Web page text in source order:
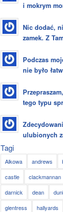
i mokrym
Nic dodać,
zamek. Z
Podczas
nie było
tego typu
ulubionych
Tagi
Alkowa andrews
castle
clackmannan
darnick
dean
glentress
hallyards